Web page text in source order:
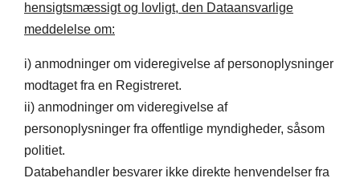
hensigtsmæssigt og lovligt, den Dataansvarlige
meddelelse om:
i) anmodninger om videregivelse af personoplysninger
modtaget fra en Registreret.
ii) anmodninger om videregivelse af
personoplysninger fra offentlige myndigheder, såsom
politiet.
Databehandler besvarer ikke direkte henvendelser fra